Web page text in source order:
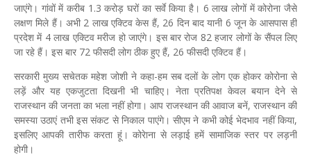
जाएंगे। गांवों में करीब 1.3 करोड़ घरों का सर्वे किया है। 6 लाख लोगों में कोरोना जैसे
लक्षण मिले हैं। अभी 2 लाख एक्टिव केस हैं, 26 दिन बाद यानी 6 जून के आसपास ही
प्रदेश में 4 लाख एक्टिव मरीज हो जाएंगे। इस बार रोज 82 हजार लोगों के सैंपल लिए
जा रहे हैं। इस बार 72 फीसदी लोग ठीक हुए हैं, 26 फीसदी एक्टिव हैं।
सरकारी मुख्य सचेतक महेश जोशी ने कहा-हम सब दलों के लोग एक होकर कोरोना से
लड़ें और यह एकजुटता दिखनी भी चाहिए। नेता प्रतिपक्ष केवल बयान देने से
राजस्थान की जनता का भला नहीं होगा। आप राजस्थान की आवाज बनें, राजस्थान की
समस्या उठाएं तभी इस संकट से निकाल पाएंगे। सीएम ने कभी कोई भेदभाव नहीं किया,
इसलिए आपकी तारीफ करता हूं। कोरेाना से लड़ाई हमें सामाजिक स्तर पर लड़नी
होगी।